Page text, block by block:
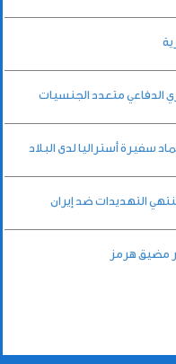
الدفاعي متعدد الجنسيات
سفيرة أستراليا لدى البلاد
التهديدات ضد إيران
مضيق هرمز